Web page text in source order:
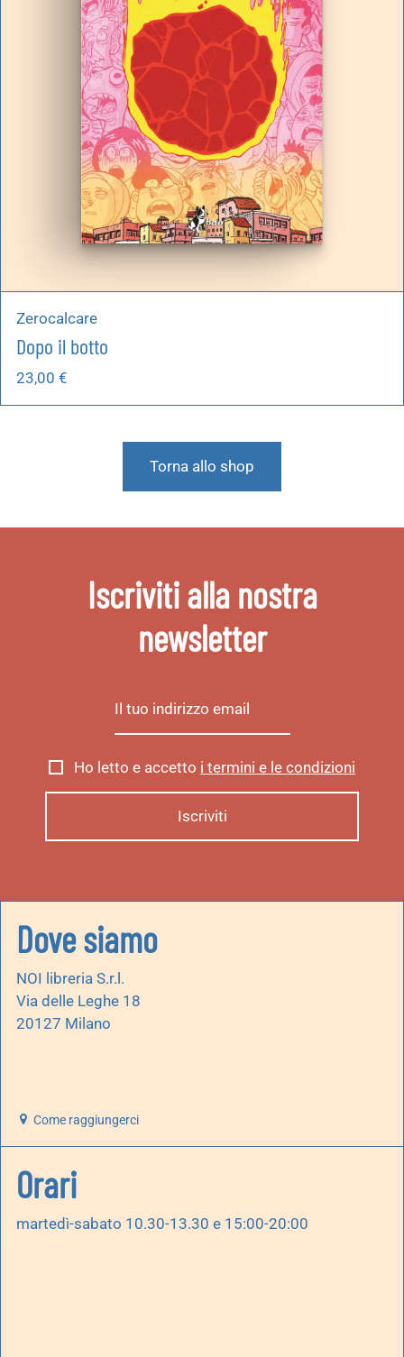
Zerocalcare
Dopo il botto
23,00 €
Torna allo shop
Iscriviti alla nostra
newsletter
Ho letto e accetto i termini e le condizioni
Dove siamo
NOI libreria S.r.l.
Via delle Leghe 18
20127 Milano
Come raggiungerci
Orari
martedì-sabato 10.30-13.30 e 15:00-20:00